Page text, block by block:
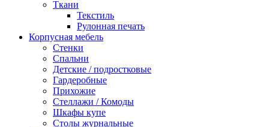
Ткани
Текстиль
Рулонная печать
Корпусная мебель
Стенки
Спальни
Детские / подростковые
Гардеробные
Прихожие
Стеллажи / Комоды
Шкафы купе
Столы журнальные